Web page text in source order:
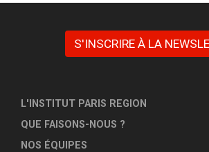
S'INSCRIRE À LA
L'INSTITUT PARIS REGION
QUE FAISONS-NOUS ?
NOS ÉQUIPES